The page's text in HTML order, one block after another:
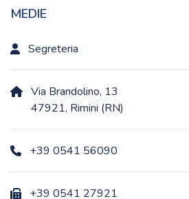
MEDIE
Segreteria
Via Brandolino, 13
47921, Rimini (RN)
+39 0541 56090
+39 0541 27921